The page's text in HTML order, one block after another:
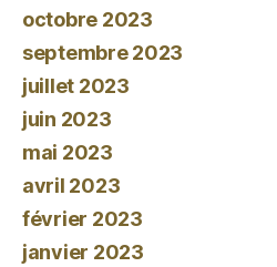
octobre 2023
septembre 2023
juillet 2023
juin 2023
mai 2023
avril 2023
février 2023
janvier 2023